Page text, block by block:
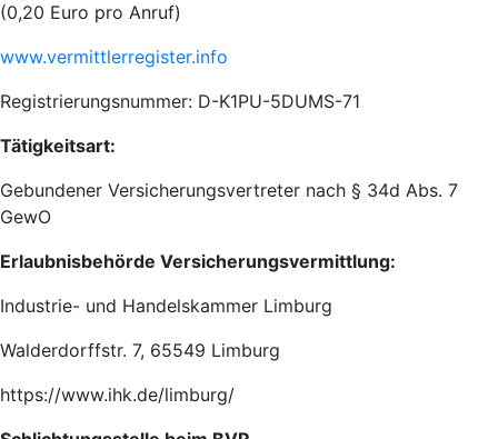
(0,20 Euro pro Anruf)
www.vermittlerregister.info
Registrierungsnummer: D-K1PU-5DUMS-71
Tätigkeitsart:
Gebundener Versicherungsvertreter nach § 34d Abs. 7
GewO
Erlaubnisbehörde Versicherungsvermittlung:
Industrie- und Handelskammer Limburg
Walderdorffstr. 7, 65549 Limburg
https://www.ihk.de/limburg/